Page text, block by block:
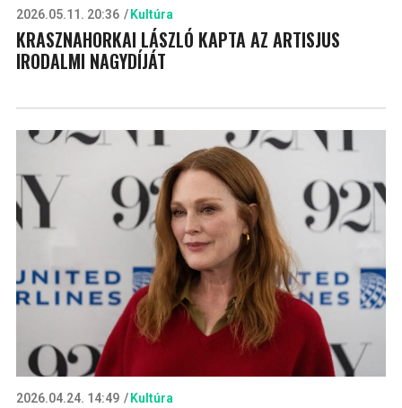
2026.05.11. 20:36 Kultúra
KRASZNAHORKAI LÁSZLÓ KAPTA AZ ARTISJUS
IRODALMI NAGYDÍJÁT
2026.04.24. 14:49 Kultúra